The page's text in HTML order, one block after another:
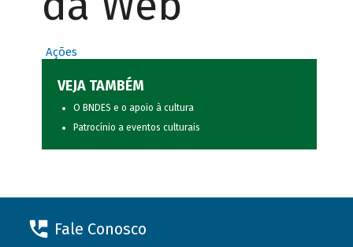
Ações
VEJA TAMBÉM
O BNDES e o apoio à cultura
Patrocínio a eventos culturais
Fale Conosco